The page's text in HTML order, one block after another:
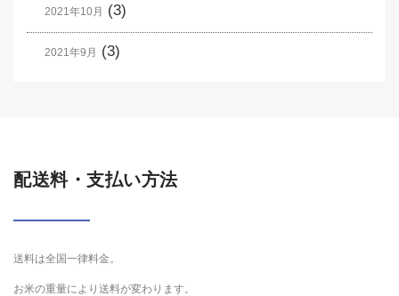
2021年10月 (3)
2021年9月 (3)
配送料・支払い方法
送料は全国一律料金。
お米の重量により送料が変わります。